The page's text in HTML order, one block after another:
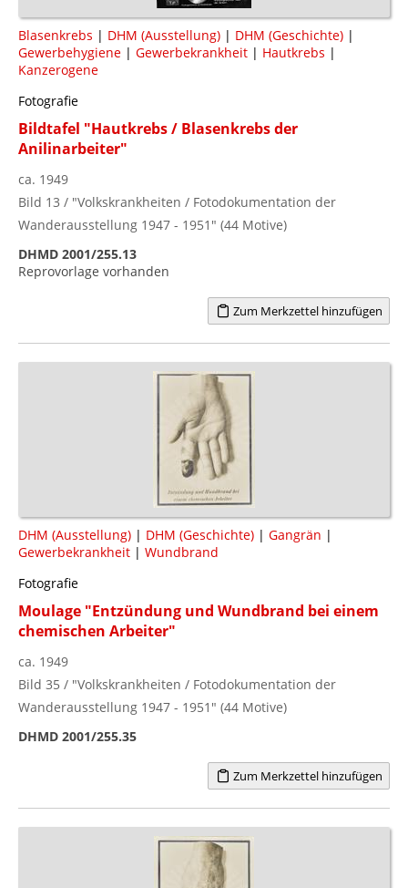
Blasenkrebs | DHM (Ausstellung) | DHM (Geschichte) |
Gewerbehygiene | Gewerbekrankheit | Hautkrebs |
Kanzerogene
Fotografie
Bildtafel "Hautkrebs / Blasenkrebs der
Anilinarbeiter"
ca. 1949
Bild 13 / "Volkskrankheiten / Fotodokumentation der
Wanderausstellung 1947 - 1951" (44 Motive)
DHMD 2001/255.13
Reprovorlage vorhanden
Zum Merkzettel hinzufügen
DHM (Ausstellung) | DHM (Geschichte) | Gangrän |
Gewerbekrankheit | Wundbrand
Fotografie
Moulage "Entzündung und Wundbrand bei einem
chemischen Arbeiter"
ca. 1949
Bild 35 / "Volkskrankheiten / Fotodokumentation der
Wanderausstellung 1947 - 1951" (44 Motive)
DHMD 2001/255.35
Zum Merkzettel hinzufügen